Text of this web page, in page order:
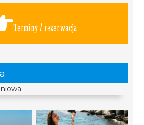
Terminy / rezerwacja